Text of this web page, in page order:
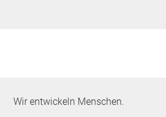
Wir entwickeln Menschen.